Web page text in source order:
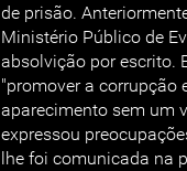
de prisão.
Ministério Público de
absolvição por escrito.
"promover a corrupção
aparecimento sem um
expressou
lhe foi comunicada na